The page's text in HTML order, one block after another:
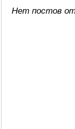
Нет постов от